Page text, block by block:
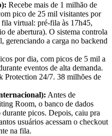
Recebe mais de 1 milhão de
pico de 25 mil visitantes por
virtual: pré-fila às 17h45,
de abertura). O sistema controla
gerenciando a carga no backend
por dia, com picos de 5 mil a
eventos de alta demanda.
Protection 24/7. 38 milhões de
Antes de
Room, o banco de dados
picos. Depois, caiu pra
usuários acessam o checkout
na fila.